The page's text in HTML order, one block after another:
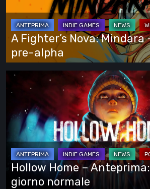
Provata
la
alpha
A Fighter’s Nova:
pre-alpha
Hollow
Home
Anteprima:
l’ultimo
giorno
normale
Hollow Home –
giorno normale